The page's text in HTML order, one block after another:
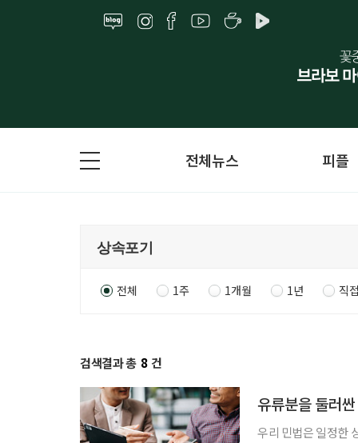
전체뉴스 피플
전체 1주 1개월 1년 직
검색결과 총 8 건
유류분을 둘러
우리 민법은 일정한